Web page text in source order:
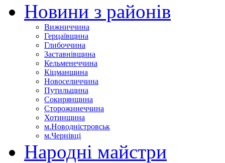
Новини з районів
Вижниччина
Герцаївщина
Глибоччина
Заставнівщина
Кельменеччина
Кіцманщина
Новоселиччина
Путильщина
Сокирянщина
Сторожинеччина
Хотинщина
м.Новодністровськ
м.Чернівці
Народні майстри